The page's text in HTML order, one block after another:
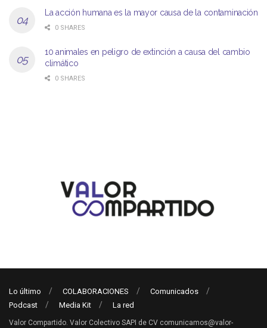
La acción humana es la mayor causa de la contaminación
0 SHARES
10 animales en peligro de extinción a causa del cambio
climático
0 SHARES
Lo último COLABORACIONES
Comunicados
Podcast
Media Kit La red
Valor Compartido. Valor Colectivo SAPI de CV comunicamos@valor-